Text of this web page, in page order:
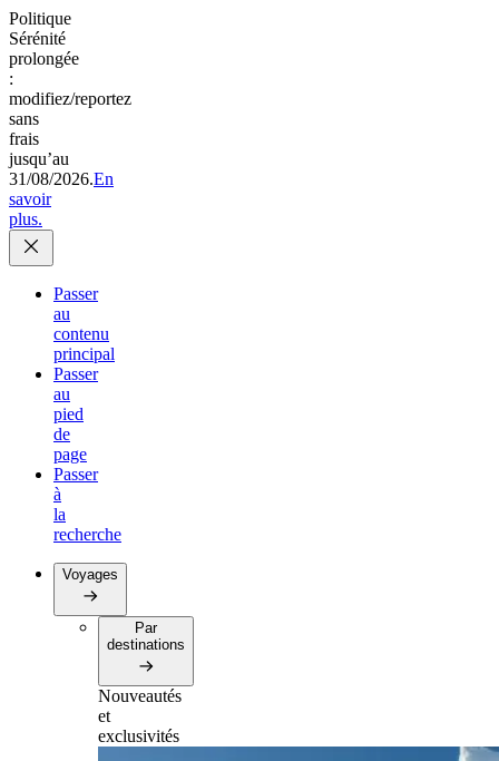
Politique
Sérénité
prolongée
:
modifiez/reportez
sans
frais
jusqu’au
31/08/2026.En
savoir
plus.
Passer
au
contenu
principal
Passer
au
pied
de
page
Passer
à
la
recherche
Voyages
Par
destinations
Nouveautés
et
exclusivités